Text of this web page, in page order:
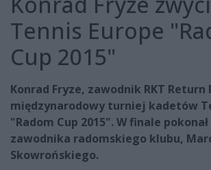
Tennis Europe
Cup 2015"
Konrad Fryze, zawodnik RKT Return
międzynarodowy turniej kadetów
"Radom Cup 2015". W finale
zawodnika radomskiego klubu,
Skowrońskiego.